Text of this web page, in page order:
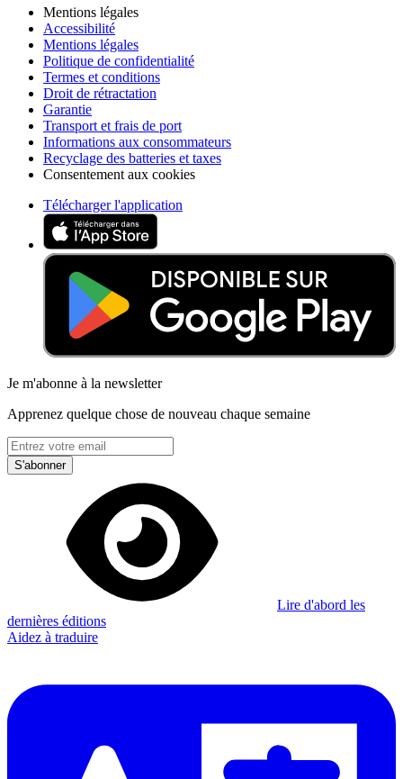
Mentions légales
Accessibilité
Mentions légales
Politique de confidentialité
Termes et conditions
Droit de rétractation
Garantie
Transport et frais de port
Informations aux consommateurs
Recyclage des batteries et taxes
Consentement aux cookies
Télécharger l'application
Je m'abonne à la newsletter
Apprenez quelque chose de nouveau chaque semaine
S'abonner
Lire d'abord les
dernières éditions
Aidez à traduire